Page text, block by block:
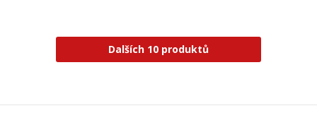
Dalších 10 produktů